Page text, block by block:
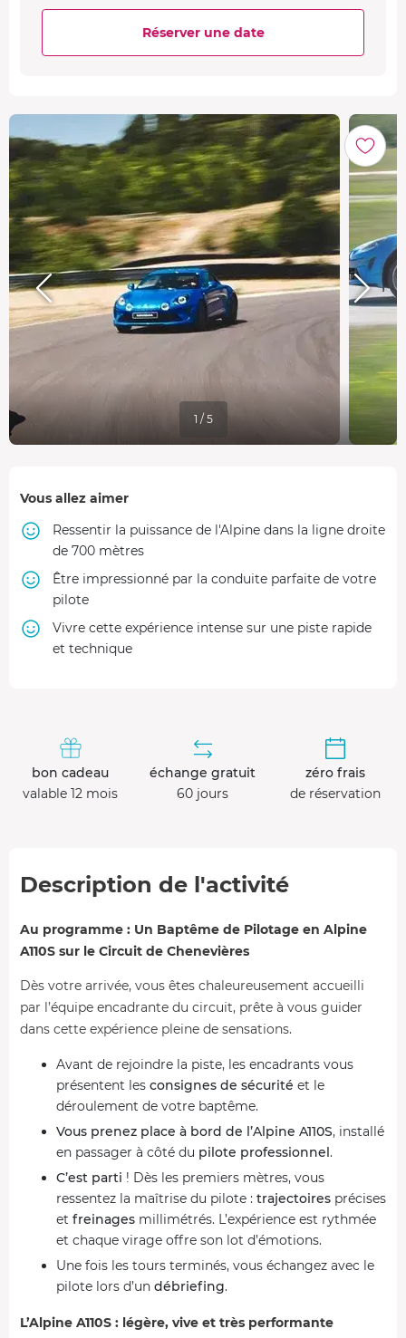
Réserver une date
1 / 5
Vous allez aimer
Ressentir la puissance de l'Alpine dans la ligne droite
de 700 mètres
Être impressionné par la conduite parfaite de votre
pilote
Vivre cette expérience intense sur une piste rapide
et technique
bon cadeau
valable 12 mois
échange gratuit
60 jours
zéro frais
de réservation
Description de l'activité
Au programme : Un Baptême de Pilotage en Alpine
A110S sur le Circuit de Chenevières
Dès votre arrivée, vous êtes chaleureusement accueilli
par l’équipe encadrante du circuit, prête à vous guider
dans cette expérience pleine de sensations.
Avant de rejoindre la piste, les encadrants vous
présentent les consignes de sécurité et le
déroulement de votre baptême.
Vous prenez place à bord de l’Alpine A110S, installé
en passager à côté du pilote professionnel.
C’est parti ! Dès les premiers mètres, vous
ressentez la maîtrise du pilote : trajectoires précises
et freinages millimétrés. L’expérience est rythmée
et chaque virage offre son lot d’émotions.
Une fois les tours terminés, vous échangez avec le
pilote lors d’un débriefing.
L’Alpine A110S : légère, vive et très performante